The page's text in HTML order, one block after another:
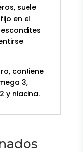
suele
en el
contiene
3,
y niacina.